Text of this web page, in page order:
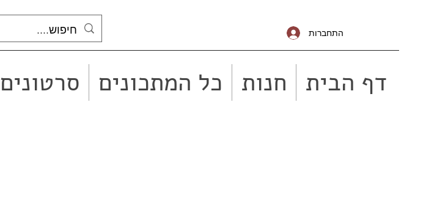
התחברות
דף הבית חנות כל המתכונים סרטונים